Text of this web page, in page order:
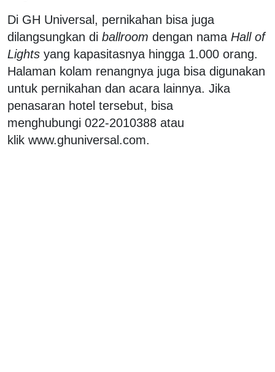
Di GH Universal, pernikahan bisa juga
dilangsungkan di ballroom dengan nama Hall of
Lights yang kapasitasnya hingga 1.000 orang.
Halaman kolam renangnya juga bisa digunakan
untuk pernikahan dan acara lainnya. Jika
penasaran hotel tersebut, bisa
menghubungi 022-2010388 atau
klik www.ghuniversal.com.